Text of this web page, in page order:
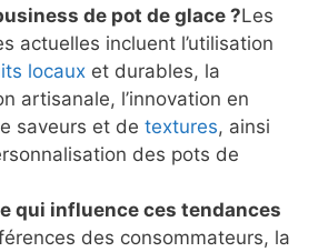
de pot de glace ?Les
actuelles incluent l’utilisation
locaux et durables, la
artisanale, l’innovation en
saveurs et de textures, ainsi
des pots de
qui influence ces tendances
des consommateurs, la